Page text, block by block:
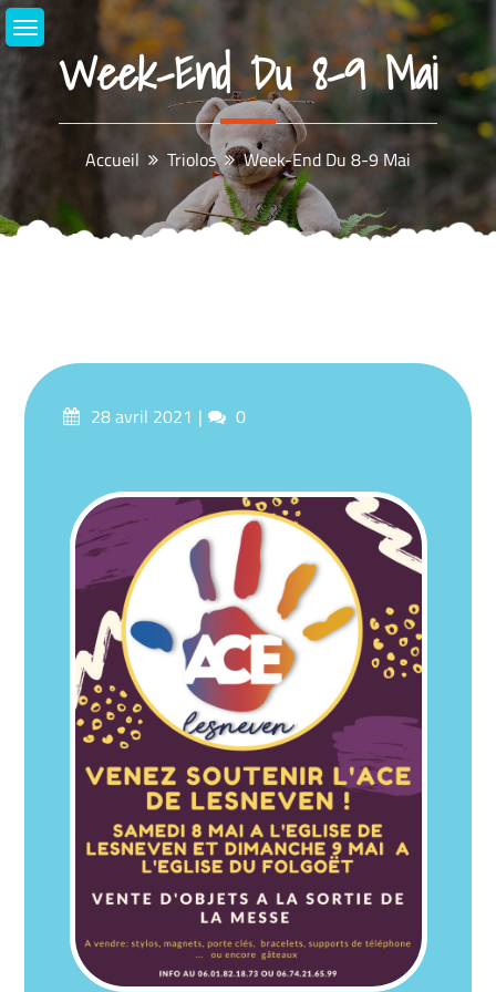
Aller
au
contenuWeek-End Du 8-9 Mai
Accueil Triolos Week-End Du 8-9 Mai
Posté28 avril 2021 commentaires
0